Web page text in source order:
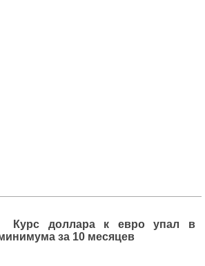
Курс доллара к евро упал в
за 10 месяцев